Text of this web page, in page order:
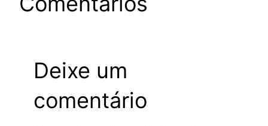
Deixe um
comentário